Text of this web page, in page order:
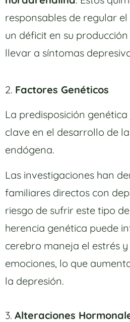
responsables de regular
un déficit en su
llevar a síntomas
2. Factores Genéticos
La predisposición
clave en el desarrollo de
endógena.
Las investigaciones han
familiares directos con
riesgo de sufrir este tipo
herencia genética puede
cerebro maneja el estrés
emociones, lo que
la depresión.
3. Alteraciones